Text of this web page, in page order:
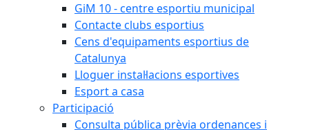
GiM 10 - centre esportiu municipal
Contacte clubs esportius
Cens d'equipaments esportius de
Catalunya
Lloguer instal·lacions esportives
Esport a casa
Participació
Consulta pública prèvia ordenances i